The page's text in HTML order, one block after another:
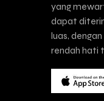
yang
dapat
luas,
rendah hati